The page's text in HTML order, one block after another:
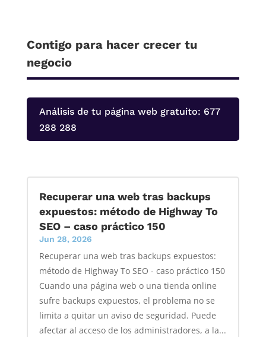
Contigo para hacer crecer tu
negocio
Análisis de tu página web gratuito: 677
288 288
Recuperar una web tras backups
expuestos: método de Highway To
SEO – caso práctico 150
Jun 28, 2026
Recuperar una web tras backups expuestos:
método de Highway To SEO - caso práctico 150
Cuando una página web o una tienda online
sufre backups expuestos, el problema no se
limita a quitar un aviso de seguridad. Puede
afectar al acceso de los administradores, a la...